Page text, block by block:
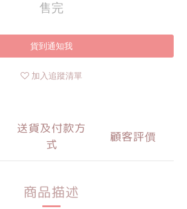
售完
貨到通知我
加入追蹤清單
送貨及付款方
式
顧客評價
商品描述